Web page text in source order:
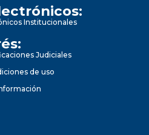
Institucionales
Judiciales
de uso